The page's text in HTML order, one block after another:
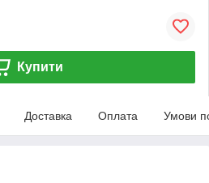
Купити
Доставка Оплата Умови